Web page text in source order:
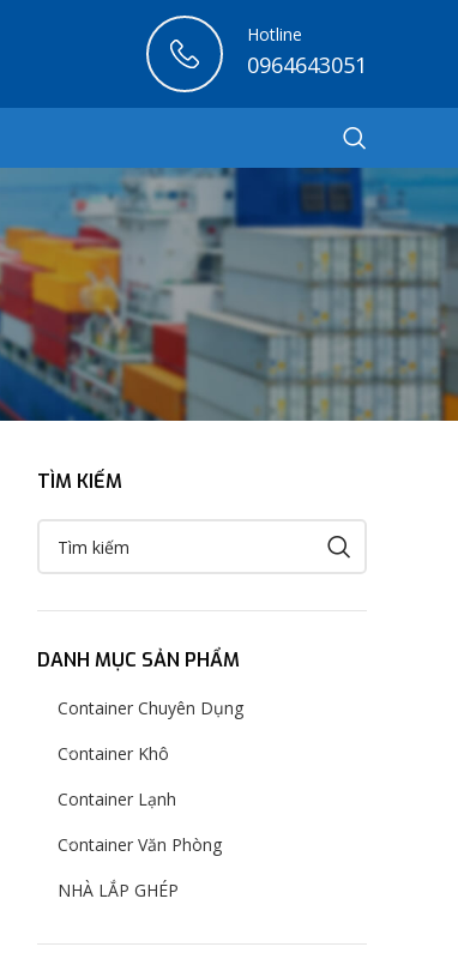
Hotline
0964643051
TÌM KIẾM
DANH MỤC SẢN PHẨM
Container Chuyên Dụng
Container Khô
Container Lạnh
Container Văn Phòng
NHÀ LẮP GHÉP